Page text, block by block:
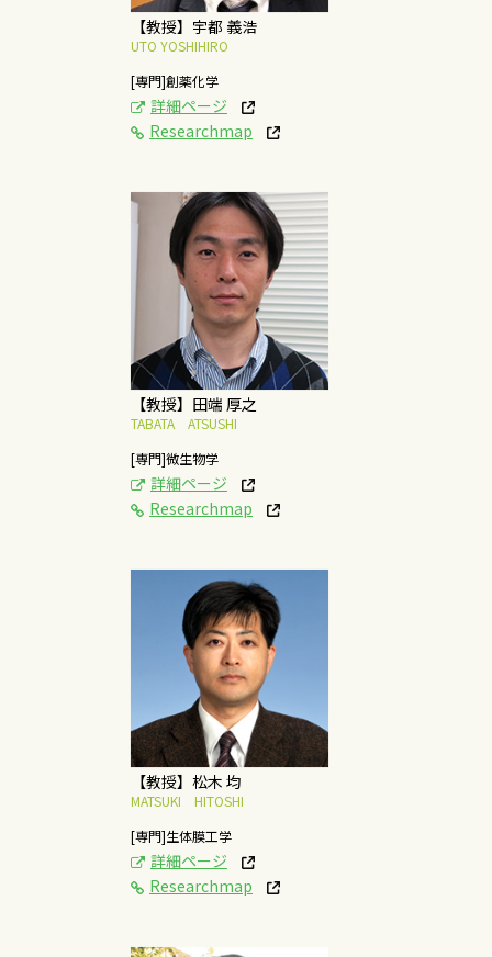
【教授】宇都 義浩
UTO YOSHIHIRO
[専門]創薬化学
詳細ページ
Researchmap
[研究テーマ]
細菌病原因子の作用機
構と宿主応答システム
の解明に関する研究
概要はこちら
【教授】田端 厚之
TABATA ATSUSHI
[専門]微生物学
詳細ページ
Researchmap
[研究テーマ]
両親媒性分子集合系の
構造と機能に関する生
物物理化学的研究
概要はこちら
【教授】松木 均
MATSUKI HITOSHI
[専門]生体膜工学
詳細ページ
Researchmap